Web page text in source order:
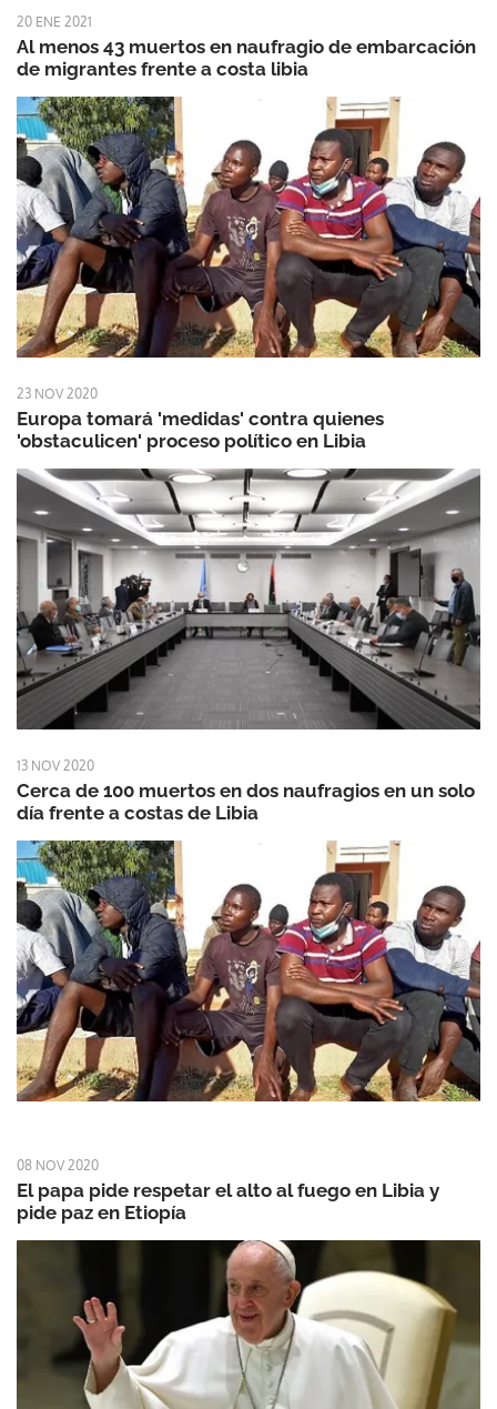
20 ENE 2021
Al menos 43 muertos en naufragio de embarcación
de migrantes frente a costa libia
23 NOV 2020
Europa tomará 'medidas' contra quienes
'obstaculicen' proceso político en Libia
13 NOV 2020
Cerca de 100 muertos en dos naufragios en un solo
día frente a costas de Libia
08 NOV 2020
El papa pide respetar el alto al fuego en Libia y
pide paz en Etiopía